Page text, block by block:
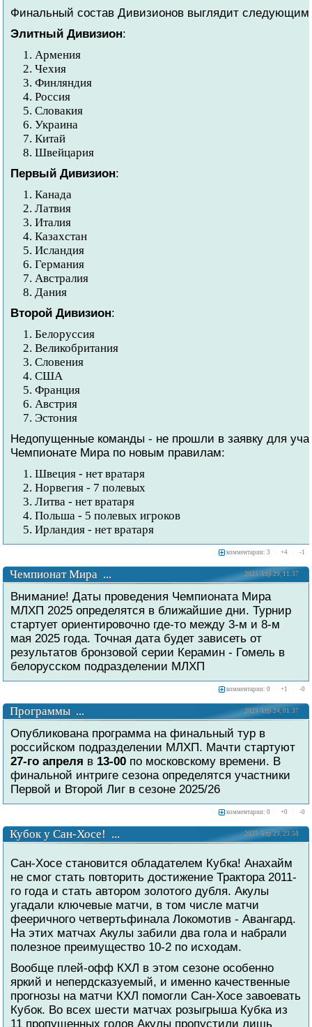
Финальный состав Дивизионов выглядит следующим
Элитный Дивизион:
Армения
Чехия
Финляндия
Россия
Словакия
Украина
Китай
Швейцария
Первый Дивизион:
Канада
Латвия
Италия
Казахстан
Исландия
Германия
Австралия
Дания
Второй Дивизион:
Белоруссия
Великобритания
Словения
США
Франция
Австрия
Эстония
Недопущенные команды - не прошли в заявку для
Чемпионате Мира по новым правилам:
Швеция - нет вратаря
Норвегия - 7 полевых
Литва - нет вратаря
Польша - 5 полевых игроков
Ирландия - нет вратаря
комментарии: 3 +4 -1
2025 Апр 29, 11:37
Чемпионат Мира ...
Внимание! Даты проведения Чемпионата Мира
МЛХП 2025 определятся в ближайшие дни. Турнир
стартует ориентировочно где-то между 3-м и 8-м
мая 2025 года. Точная дата будет зависеть от
результатов бронзовой серии Керамин - Гомель в
белорусском подразделении МЛХП
комментарии: 0 +1 -0
2025 Апр 24, 01:37
Программы ...
Опубликована программа на финальный тур в
российском подразделении МЛХП. Мачти стартуют
27-го апреля в 13-00 по московскому времени. В
финальной интриге сезона определятся участники
Первой и Второй Лиг в сезоне 2025/26
комментарии: 0 +0 -0
2025 Апр 23, 23:58
Кубок у Сан-Хосе! ...
Сан-Хосе становится обладателем Кубка! Анахайм
не смог стать повторить достижение Трактора 2011-
го года и стать автором золотого дубля. Акулы
угадали ключевые матчи, в том числе матчи
фееричного четвертьфинала Локомотив - Авангард.
На этих матчах Акулы забили два гола и набрали
полезное преимущество 10-2 по исходам.
Вообще плей-офф КХЛ в этом сезоне особенно
яркий и непердсказуемый, и именно качественные
прогнозы на матчи КХЛ помогли Сан-Хосе завоевать
Кубок. Во всех шести матчах розыгрыша Кубка из
11 пропущенных голов Акулы пропустили лишь